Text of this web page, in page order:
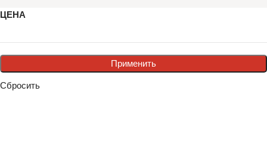
ЦЕНА
Применить
Сбросить